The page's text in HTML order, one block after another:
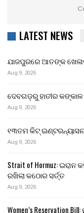
LATEST NEWS
ଯାଜପୁରରେ ଆତଙ୍କ
Aug 9, 2026
ଦେବଗଡ଼ରୁ ହାତୀର
Aug 9, 2026
୧୩ତମ କିଟ୍
Aug 9, 2026
Strait of Hormuz:
ରଖିଲା କଠୋର ସର୍ତ୍ତ
Aug 9, 2026
Women’s Reservation